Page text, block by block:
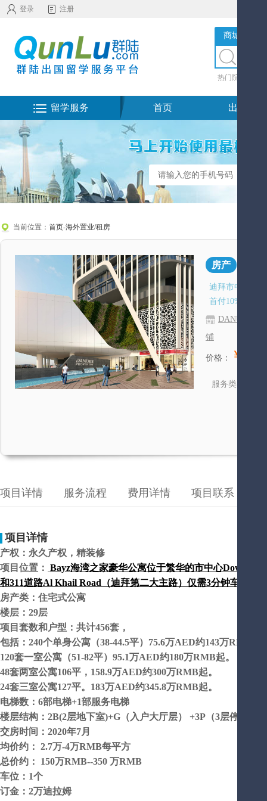
登录 注册
商城服务
热门院校
留学服务 首页 出国留学
当前位置： 首页-海外置业/租房
房产
迪拜市中房产.
首付10% 免息
DANUBE
铺
价格： ￥
服务类别
项目详情 服务流程 费用详情 项目联系
项目详情
产权：永久产权，精装修
项目位置： Bayz海湾之家豪华公寓位于繁华的市中心
和311道路Al Khail Road（迪拜第二大主路）仅需3分钟车程
房产类：住宅式公寓
楼层：29层
项目套数和户型：共计456套，
包括：240个单身公寓（38-44.5平）75.6万AED约143万RMB起
120套一室公寓（51-82平）95.1万AED约180万RMB起。
48套两室公寓106平，158.9万AED约300万RMB起。
24套三室公寓127平。183万AED约345.8万RMB起。
电梯数：6部电梯+1部服务电梯
楼层结构：2B(2层地下室)+G（入户大厅层） +3P（3层停车平
交房时间：2020年7月
均价约： 2.7万-4万RMB每平方
总价约： 150万RMB--350 万RMB
车位：1个
订金：2万迪拉姆